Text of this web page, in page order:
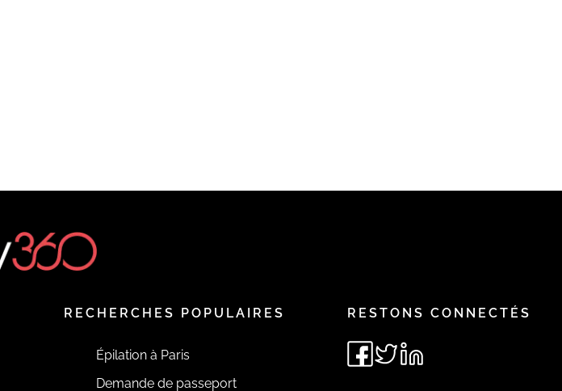
RECHERCHES POPULAIRES
Épilation à Paris
Demande de passeport
RESTONS CONNECTÉS